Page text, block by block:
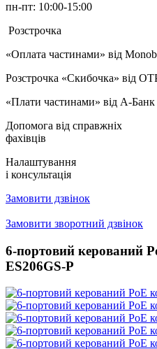
пн-пт: 10:00-15:00
Розстрочка
«Оплата частинами» від
Розстрочка «Скибочка» від
«Плати частинами» від А-Банк
Допомога від справжніх
фахівців
Налаштування
і консультація
Замовити дзвінок
Замовити зворотний дзвінок
6-портовий керований
ES206GS-P